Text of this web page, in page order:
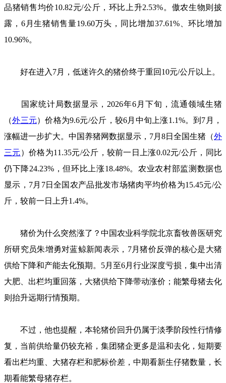
品猪销售均价10.82元/公斤，环比上升2.53%。傲农生物则披
露，6月生猪销售量19.60万头，同比增加37.61%、环比增加
10.96%。
好在进入7月，低迷许久的猪价终于重回10元/公斤以上。
国家统计局数据显示，2026年6月下旬，流通领域生猪
（外三元）价格为9.6元/公斤，较6月中旬上涨1.1%。到7月，
涨幅进一步扩大。中国养猪网数据显示，7月8日全国生猪（外
三元 ）价格为11.35元/公斤，较前一日上涨0.02元/公斤，同比
仍下降24.23%，但环比上涨18.48%。农业农村部监测数据也
显示，7月7日全国农产品批发市场猪肉平均价格为15.45元/公
斤，较前一日上升1.4%。
猪价为什么突然涨了？中国农业科学院北京畜牧兽医研究
所研究员朱增勇对蓝鲸新闻表示，7月猪价反弹的核心是大猪
供给下降和产能去化预期。5月至6月行业深度亏损，集中出清
大肥、出栏均重回落，大猪供给下降带动涨价；能繁母猪去化
则抬升远期行情预期。
不过，他也提醒，本轮猪价回升仍属于淡季阶段性行情修
复，当前供给量仍较充裕，集团猪企更多是温和去化，短期要
看出栏均重、大猪存栏和肥标价差，中期看新生仔猪数量，长
期看能繁母猪存栏。